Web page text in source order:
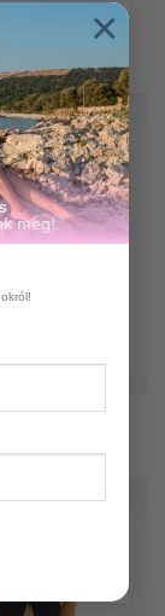
meg!
×
alsó – Raspberry